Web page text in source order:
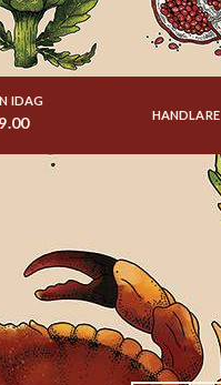
IDAG
HANDLARE